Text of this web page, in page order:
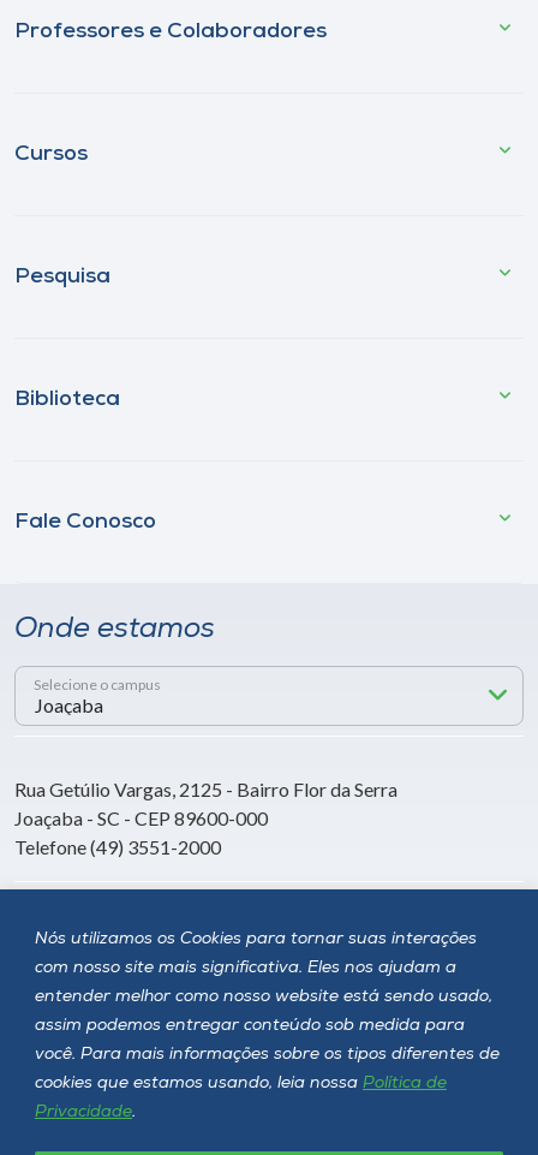
Nós utilizamos os Cookies para tornar suas interações
com nosso site mais significativa. Eles nos ajudam a
entender melhor como nosso website está sendo usado,
assim podemos entregar conteúdo sob medida para
você. Para mais informações sobre os tipos diferentes de
cookies que estamos usando, leia nossa Política de
Privacidade.
Professores e Colaboradores
Cursos
Pesquisa
Biblioteca
Fale Conosco
Onde estamos
Selecione o campus
Rua Getúlio Vargas, 2125 - Bairro Flor da Serra
Joaçaba - SC - CEP 89600-000
Telefone (49) 3551-2000
Siga a Unoesc